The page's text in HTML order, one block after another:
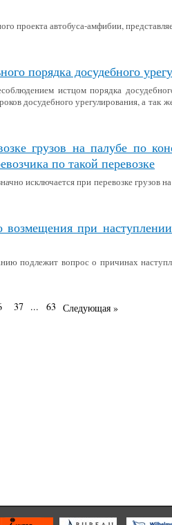
проекта автобуса-амфибии,
порядка досудебного
истцом порядка
досудебного урегулирования, а так
грузов на палубе по
по такой перевозке
исключается при перевозке грузов
возмещения при
подлежит вопрос о причинах
37 ... 63 Следующая »